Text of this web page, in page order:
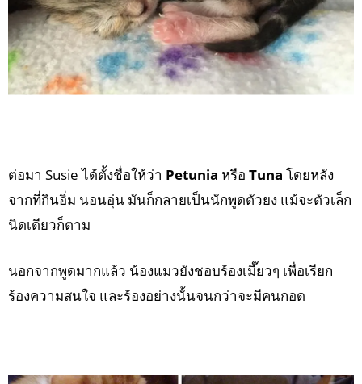
ต่อมา Susie ได้ตั้งชื่อให้ว่า Petunia หรือ Tuna โดยหลัง
จากที่กินอิ่ม นอนอุ่น มันก็กลายเป็นนักพูดตัวยง แม้จะตัวเล็ก
นิดเดียวก็ตาม
นอกจากพูดมากแล้ว น้องแมวยังชอบร้องเมี๊ยวๆ เพื่อเรียก
ร้องความสนใจ และร้องอย่างนั้นจนกว่าจะมีคนกอด